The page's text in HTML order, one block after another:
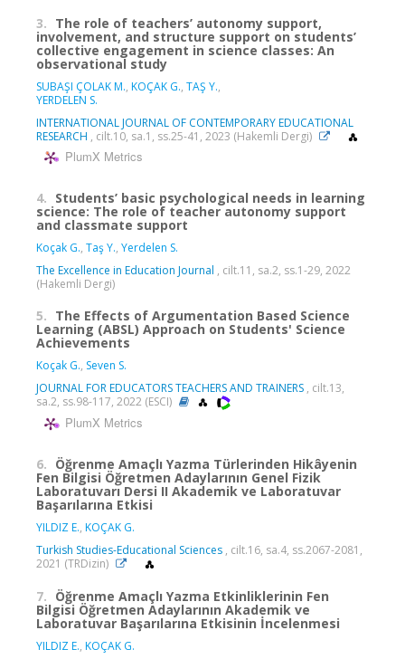
3. The role of teachers’ autonomy support,
involvement, and structure support on students’
collective engagement in science classes: An
observational study
SUBAŞI ÇOLAK M., KOÇAK G., TAŞ Y.,
YERDELEN S.
INTERNATIONAL JOURNAL OF CONTEMPORARY EDUCATIONAL
RESEARCH , cilt.10, sa.1, ss.25-41, 2023 (Hakemli Dergi)
PlumX Metrics
4. Students’ basic psychological needs in learning
science: The role of teacher autonomy support
and classmate support
Koçak G., Taş Y., Yerdelen S.
The Excellence in Education Journal , cilt.11, sa.2, ss.1-29, 2022
(Hakemli Dergi)
5. The Effects of Argumentation Based Science
Learning (ABSL) Approach on Students' Science
Achievements
Koçak G., Seven S.
JOURNAL FOR EDUCATORS TEACHERS AND TRAINERS , cilt.13,
sa.2, ss.98-117, 2022 (ESCI)
PlumX Metrics
6. Öğrenme Amaçlı Yazma Türlerinden Hikâyenin
Fen Bilgisi Öğretmen Adaylarının Genel Fizik
Laboratuvarı Dersi II Akademik ve Laboratuvar
Başarılarına Etkisi
YILDIZ E., KOÇAK G.
Turkish Studies-Educational Sciences , cilt.16, sa.4, ss.2067-2081,
2021 (TRDizin)
7. Öğrenme Amaçlı Yazma Etkinliklerinin Fen
Bilgisi Öğretmen Adaylarının Akademik ve
Laboratuvar Başarılarına Etkisinin İncelenmesi
YILDIZ E., KOÇAK G.